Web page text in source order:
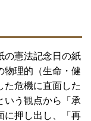
の憲法記念日の紙
物理的（生命・健
た危機に直面した
いう観点から「承
に押し出し、「再